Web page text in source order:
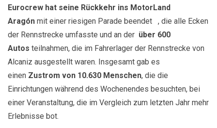
Eurocrew hat seine Rückkehr ins MotorLand
Aragón mit einer riesigen Parade beendet , die alle Ecken
der Rennstrecke umfasste und an der über 600
Autos teilnahmen, die im Fahrerlager der Rennstrecke von
Alcaniz ausgestellt waren. Insgesamt gab es
einen Zustrom von 10.630 Menschen, die die
Einrichtungen während des Wochenendes besuchten, bei
einer Veranstaltung, die im Vergleich zum letzten Jahr mehr
Erlebnisse bot.